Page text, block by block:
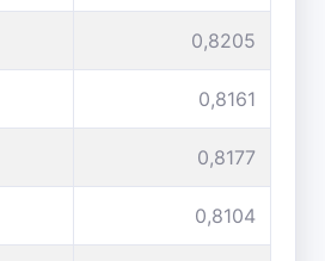
0,8205
0,8161
0,8177
0,8104